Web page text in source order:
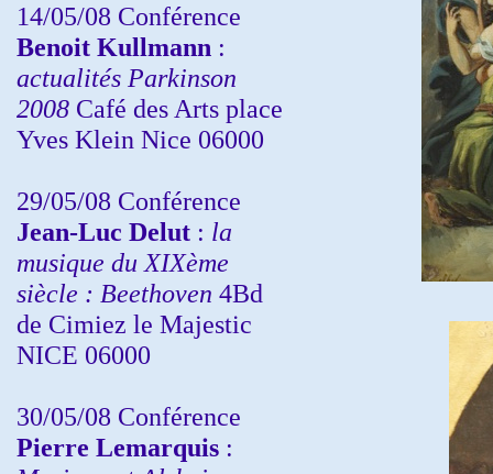
14/05/08 Conférence
Benoit Kullmann :
actualités Parkinson
2008 Café des Arts place
Yves Klein Nice 06000
29/05/08 Conférence
Jean-Luc Delut : la
musique du XIXème
siècle : Beethoven 4Bd
de Cimiez le Majestic
NICE 06000
30/05/08 Conférence
Pierre Lemarquis :